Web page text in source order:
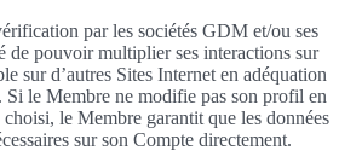
par les sociétés GDM et/ou ses
de pouvoir multiplier ses interactions sur
sur d’autres Sites Internet en adéquation
le Membre ne modifie pas son profil en
le Membre garantit que les données
sur son Compte directement.